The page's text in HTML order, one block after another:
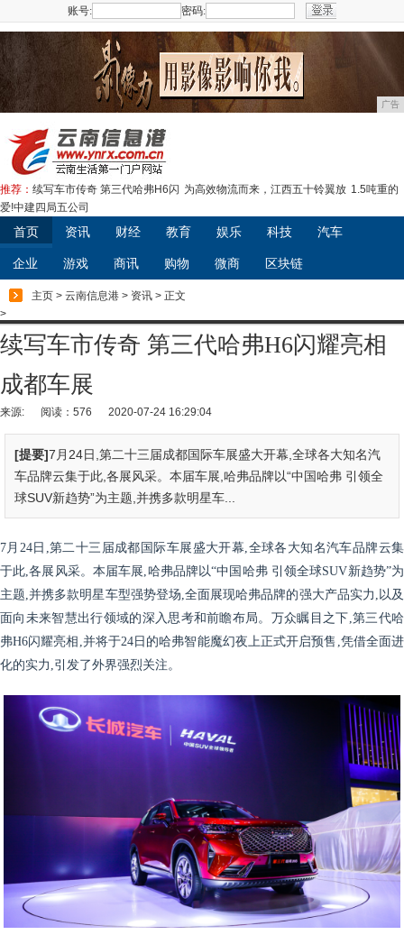
账号: 密码:
广告
推荐： 续写车市传奇 第三代哈弗H6闪 为高效物流而来，江西五十铃翼放 1.5吨重的
爱!中建四局五公司
首页 资讯 财经 教育 娱乐 科技 汽车
企业 游戏 商讯 购物 微商 区块链
主页 > 云南信息港 > 资讯 > 正文
>
续写车市传奇 第三代哈弗H6闪耀亮相
成都车展
来源: 阅读：576 2020-07-24 16:29:04
[提要]7月24日,第二十三届成都国际车展盛大开幕,全球各大知名汽
车品牌云集于此,各展风采。本届车展,哈弗品牌以“中国哈弗 引领全
球SUV新趋势”为主题,并携多款明星车...
7月24日,第二十三届成都国际车展盛大开幕,全球各大知名汽车品牌云集
于此,各展风采。本届车展,哈弗品牌以“中国哈弗 引领全球SUV新趋势”为
主题,并携多款明星车型强势登场,全面展现哈弗品牌的强大产品实力,以及
面向未来智慧出行领域的深入思考和前瞻布局。万众瞩目之下,第三代哈
弗H6闪耀亮相,并将于24日的哈弗智能魔幻夜上正式开启预售,凭借全面进
化的实力,引发了外界强烈关注。